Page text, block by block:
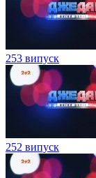
253 випуск
252 випуск